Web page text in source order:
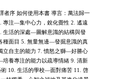
者序 如何使用本書 導言：萬法歸一
專注—集中心力，銳化覺性 2. 遙遠
生活的深處—圖解意識的結構與發
種面目 5. 無量無邊—發掘意識的真
立自主的能力 7. 憤怒之獅—好勝心
養專注的能力以疏導情緒 9. 清新
10. 生活的學校—面對痛苦 11. 啓